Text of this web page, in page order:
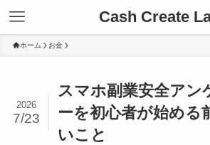
Cash Create
ホーム お金
スマホ副業安全アン
ーを初心者が始める
いこと
2026
7/23